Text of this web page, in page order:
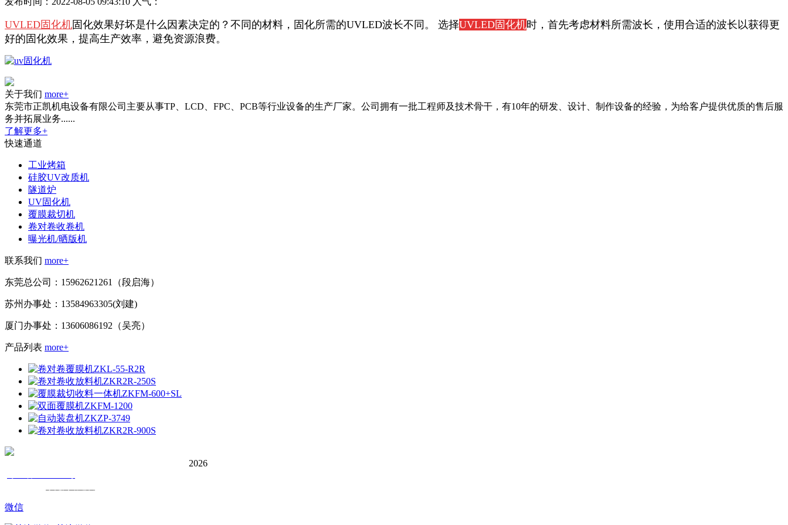
UVLED固化机固化效果好坏是什么因素决定的？ 不同的材料，固化所需的UVLED波长不同。 选择UVLED固化机时，首先考虑材料所需波长，使用合适的波长以获得更
好的固化效果，提高生产效率，避免资源浪费。
关于我们 more+
东莞市正凯机电设备有限公司主要从事TP、LCD、FPC、PCB等行业设备的生产厂家。公司拥有一批工程师及技术骨干，有10年的研发、设计、制作设备的经验，为给客户提供优质的售后服
务并拓展业务......
了解更多+
快速通道
工业烤箱
硅胶UV改质机
隧道炉
UV固化机
覆膜裁切机
卷对卷收卷机
曝光机/晒版机
联系我们 more+
东莞总公司：15962621261（段启海）
苏州办事处：13584963305(刘建)
厦门办事处：13606086192（吴亮）
产品列表 more+
2026
微信